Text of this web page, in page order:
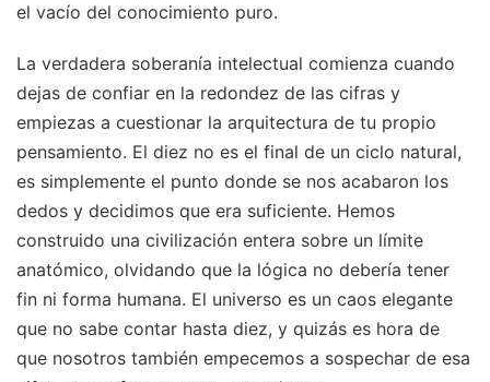
el vacío del conocimiento puro.
La verdadera soberanía intelectual comienza cuando
dejas de confiar en la redondez de las cifras y
empiezas a cuestionar la arquitectura de tu propio
pensamiento. El diez no es el final de un ciclo natural,
es simplemente el punto donde se nos acabaron los
dedos y decidimos que era suficiente. Hemos
construido una civilización entera sobre un límite
anatómico, olvidando que la lógica no debería tener
fin ni forma humana. El universo es un caos elegante
que no sabe contar hasta diez, y quizás es hora de
que nosotros también empecemos a sospechar de esa